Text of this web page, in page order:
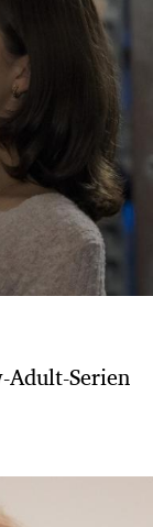
Adult-Serien